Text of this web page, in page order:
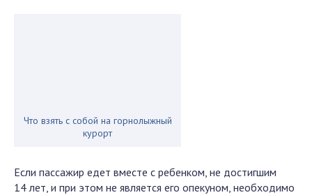
Что взять с собой на горнолыжный
курорт
Если пассажир едет вместе с ребенком, не достигшим
14 лет, и при этом не является его опекуном, необходимо